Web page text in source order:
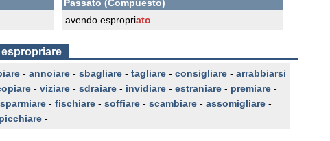
Passato (Compuesto)
avendo espropriato
- annoiare - sbagliare - tagliare - consigliare - arrabbiarsi
- viziare - sdraiare - invidiare - estraniare - premiare -
- fischiare - soffiare - scambiare - assomigliare -
picchiare -